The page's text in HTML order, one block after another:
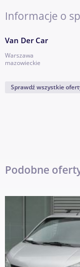
Układ hamowania
Ścianka działowa
-
Informacje o
Van Der Car
Warszawa
mazowieckie
Sprawdź wszystkie
Podobne